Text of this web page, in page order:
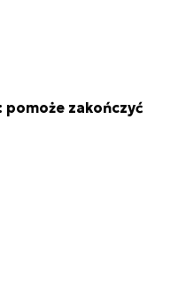
pomoże zakończyć